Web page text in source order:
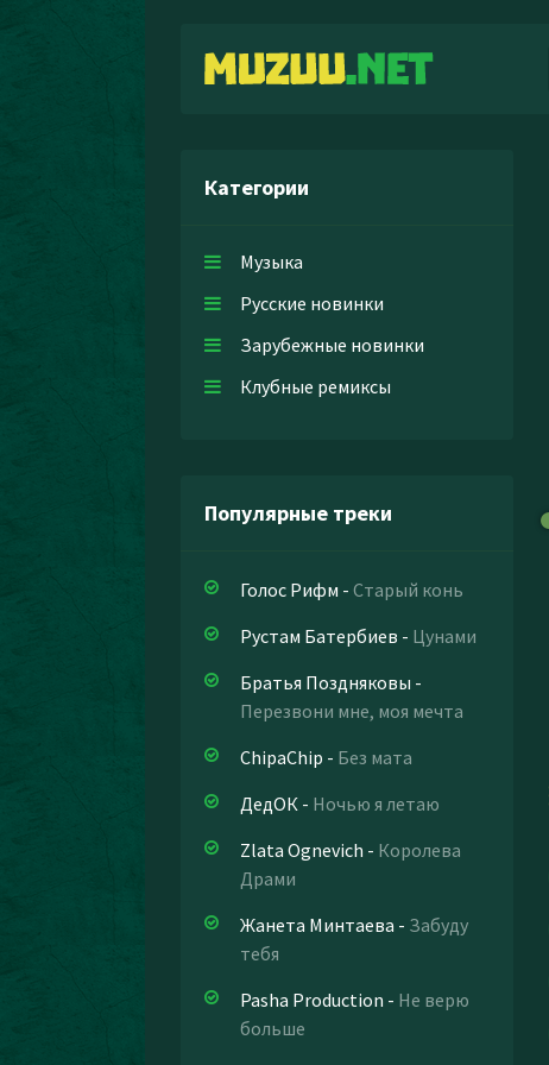
Категории
Музыка
Русские новинки
Зарубежные новинки
Клубные ремиксы
Популярные треки
Голос Рифм - Старый конь
Рустам Батербиев - Цунами
Братья Поздняковы -
Перезвони мне, моя мечта
ChipaChip - Без мата
ДедОК - Ночью я летаю
Zlata Ognevich - Королева
Драми
Жанета Минтаева - Забуду
тебя
Pasha Production - Не верю
больше